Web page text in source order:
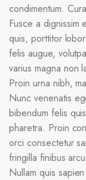
condimentum.
Fusce a dignissim
quis, porttitor
felis augue,
varius magna non
Proin urna nibh,
Nunc venenatis
bibendum felis
pharetra. Proin
orci consectetur
fringilla finibus
Nullam quis